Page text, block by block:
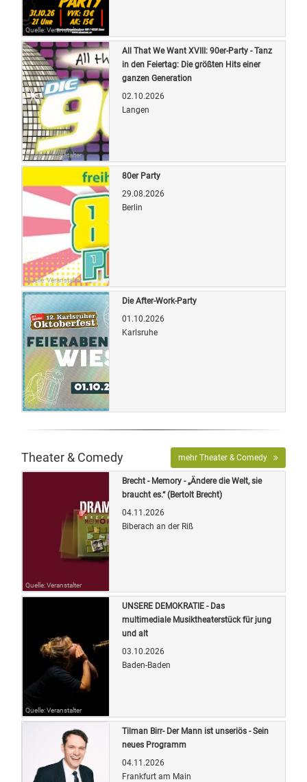
Quelle: Veranstalter
Quelle: Veranstalter
All That We Want XVIII: 90er-Party - Tanz
in den Feiertag: Die größten Hits einer
ganzen Generation
02.10.2026
Langen
Quelle: Veranstalter
80er Party
29.08.2026
Berlin
Quelle: Veranstalter
Die After-Work-Party
01.10.2026
Karlsruhe
Theater & Comedy mehr Theater & Comedy
Quelle: Veranstalter
Brecht - Memory - „Ändere die Welt, sie
braucht es.“ (Bertolt Brecht)
04.11.2026
Biberach an der Riß
Quelle: Veranstalter
UNSERE DEMOKRATIE - Das
multimediale Musiktheaterstück für jung
und alt
03.10.2026
Baden-Baden
Tilman Birr- Der Mann ist unseriös - Sein
neues Programm
04.11.2026
Frankfurt am Main